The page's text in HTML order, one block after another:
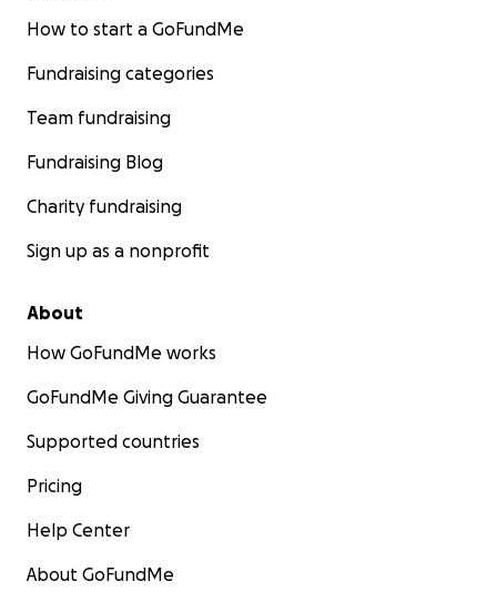
How to start a GoFundMe
Fundraising categories
Team fundraising
Fundraising Blog
Charity fundraising
Sign up as a nonprofit
About
How GoFundMe works
GoFundMe Giving Guarantee
Supported countries
Pricing
Help Center
About GoFundMe